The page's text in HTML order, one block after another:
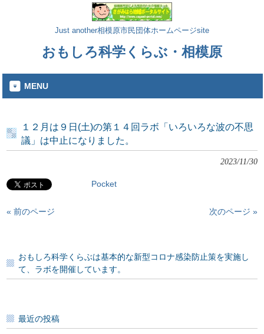
Just another相模原市民団体ホームページsite
おもしろ科学くらぶ・相模原
MENU
１２月は９日(土)の第１４回ラボ「いろいろな波の不思
議」は中止になりました。
2023/11/30
Pocket
« 前のページ 次のページ »
おもしろ科学くらぶは基本的な新型コロナ感染防止策を実施し
て、ラボを開催しています。
最近の投稿